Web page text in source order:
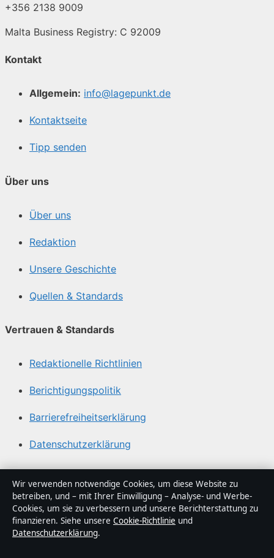
+356 2138 9009
Malta Business Registry: C 92009
Kontakt
Allgemein: info@lagepunkt.de
Kontaktseite
Tipp senden
Über uns
Über uns
Redaktion
Unsere Geschichte
Quellen & Standards
Vertrauen & Standards
Redaktionelle Richtlinien
Berichtigungspolitik
Barrierefreiheitserklärung
Datenschutzerklärung
Über Lagepunkt in Kürze
Lagepunkt ist ein unabhängiger digitaler
Nachrichtenanbieter mit Fokus auf Politik, Wirtschaft,
Technik und Gesellschaft in Deutschland. Jeder Artikel
Wir verwenden notwendige Cookies, um diese Website zu
betreiben, und – mit Ihrer Einwilligung – Analyse- und Werbe-
Cookies, um sie zu verbessern und unsere Berichterstattung zu
finanzieren. Siehe unsere Cookie-Richtlinie und
Datenschutzerklärung.